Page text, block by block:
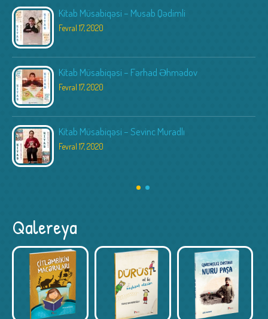
Kitab Müsabiqəsi – Musab Qədimli
Fevral 17, 2020
Kitab Müsabiqəsi – Fərhad Əhmədov
Fevral 17, 2020
Kitab Müsabiqəsi – Sevinc Muradlı
Fevral 17, 2020
Qalereya